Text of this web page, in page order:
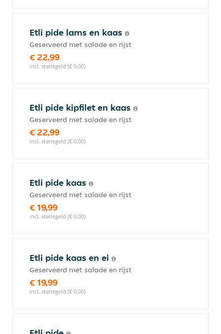
Etli pide lams en kaas
Geserveerd met salade en rijst
€ 22,99
incl. statiegeld (€ 0,00)
Etli pide kipfilet en kaas
Geserveerd met salade en rijst
€ 22,99
incl. statiegeld (€ 0,00)
Etli pide kaas
Geserveerd met salade en rijst
€ 19,99
incl. statiegeld (€ 0,00)
Etli pide kaas en ei
Geserveerd met salade en rijst
€ 19,99
incl. statiegeld (€ 0,00)